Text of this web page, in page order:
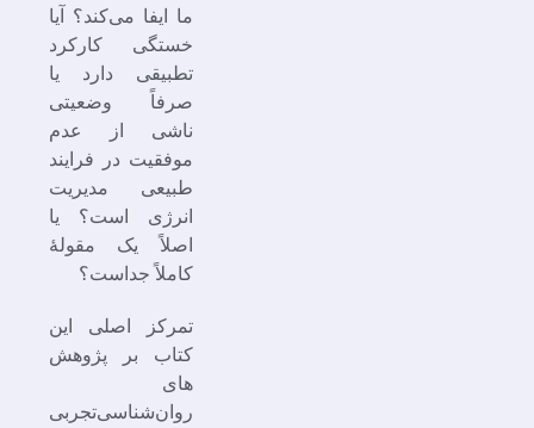
ما ایفا می‌کند؟ آیا
خستگی کارکرد
تطبیقی دارد یا
صرفاً وضعیتی
ناشی از عدم
موفقیت در فرایند
طبیعی مدیریت
انرژی است؟ یا
اصلاً یک مقولۀ
کاملاً جداست؟
تمرکز اصلی این
کتاب بر پژوهش
های
روان‌شناسی‌تجربی